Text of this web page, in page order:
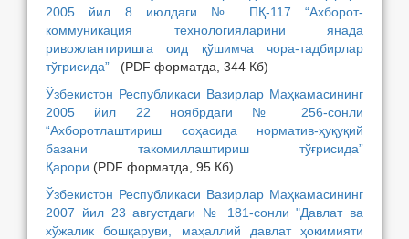
2005 йил 8 июлдаги № ПҚ-117 “Ахборот-
коммуникация технологияларини янада
ривожлантиришга оид қўшимча чора-тадбирлар
тўғрисида” (PDF форматда, 344 Кб)
Ўзбекистон Республикаси Вазирлар Маҳкамасининг
2005 йил 22 ноябрдаги № 256-сонли
“Ахборотлаштириш соҳасида норматив-ҳуқуқий
базани такомиллаштириш тўғрисида”
Қарори (PDF форматда, 95 Кб)
Ўзбекистон Республикаси Вазирлар Маҳкамасининг
2007 йил 23 августдаги № 181-сонли "Давлат ва
хўжалик бошқаруви, маҳаллий давлат ҳокимияти